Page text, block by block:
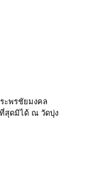
ะพรชัยมงคล
สุดมิได้ ณ วัดบุ่ง